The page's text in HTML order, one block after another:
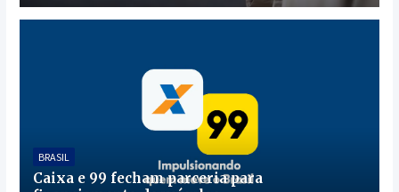
BRASIL
Caixa e 99 fecham parceria para